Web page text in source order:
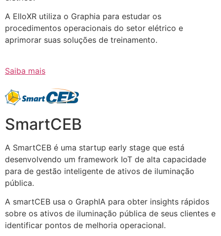
A ElloXR utiliza o Graphia para estudar os
procedimentos operacionais do setor elétrico e
aprimorar suas soluções de treinamento.
Saiba mais
SmartCEB
A SmartCEB é uma startup early stage que está
desenvolvendo um framework IoT de alta capacidade
para de gestão inteligente de ativos de iluminação
pública.
A smartCEB usa o GraphIA para obter insights rápidos
sobre os ativos de iluminação pública de seus clientes e
identificar pontos de melhoria operacional.